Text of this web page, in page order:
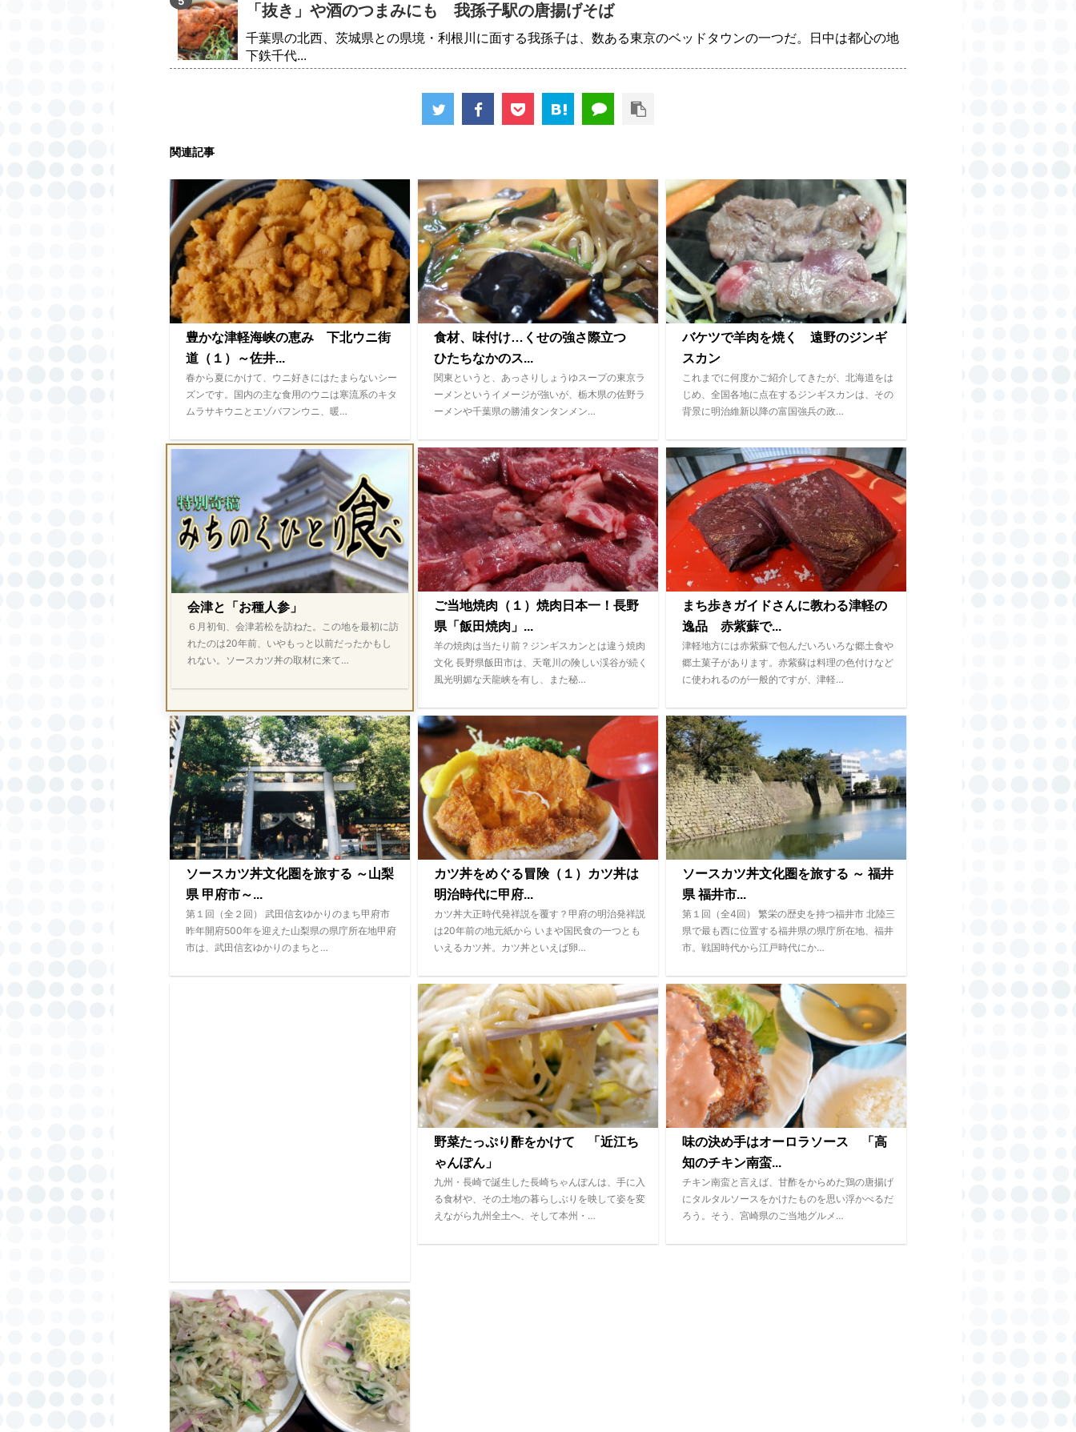
「抜き」や酒のつまみにも 我孫子駅の唐揚げそば
千葉県の北西、茨城県との県境・利根川に面する我孫子は、数ある東京のベッドタウンの一つだ。日中は都心の地
下鉄千代...
関連記事
豊かな津軽海峡の恵み 下北ウニ街
道（１）～佐井...
春から夏にかけて、ウニ好きにはたまらないシー
ズンです。国内の主な食用のウニは寒流系のキタ
ムラサキウニとエゾバフンウニ、暖…
食材、味付け…くせの強さ際立つ
ひたちなかのス...
関東というと、あっさりしょうゆスープの東京ラ
ーメンというイメージが強いが、栃木県の佐野ラ
ーメンや千葉県の勝浦タンタンメン…
バケツで羊肉を焼く 遠野のジンギ
スカン
これまでに何度かご紹介してきたが、北海道をは
じめ、全国各地に点在するジンギスカンは、その
背景に明治維新以降の富国強兵の政…
会津と「お種人参」
６月初旬、会津若松を訪ねた。この地を最初に訪
れたのは20年前、いやもっと以前だったかもし
れない。ソースカツ丼の取材に来て…
ご当地焼肉（１）焼肉日本一！長野
県「飯田焼肉」...
羊の焼肉は当たり前？ジンギスカンとは違う焼肉
文化 長野県飯田市は、天竜川の険しい渓谷が続く
風光明媚な天龍峡を有し、また秘…
まち歩きガイドさんに教わる津軽の
逸品 赤紫蘇で...
津軽地方には赤紫蘇で包んだいろいろな郷土食や
郷土菓子があります。赤紫蘇は料理の色付けなど
に使われるのが一般的ですが、津軽…
ソースカツ丼文化圏を旅する ～山梨
県 甲府市～...
第１回（全２回） 武田信玄ゆかりのまち甲府市
昨年開府500年を迎えた山梨県の県庁所在地甲府
市は、武田信玄ゆかりのまちと…
カツ丼をめぐる冒険（１）カツ丼は
明治時代に甲府...
カツ丼大正時代発祥説を覆す？甲府の明治発祥説
は20年前の地元紙から いまや国民食の一つとも
いえるカツ丼。カツ丼といえば卵…
ソースカツ丼文化圏を旅する ～ 福井
県 福井市...
第１回（全4回） 繁栄の歴史を持つ福井市 北陸三
県で最も西に位置する福井県の県庁所在地、福井
市。戦国時代から江戸時代にか…
野菜たっぷり酢をかけて 「近江ち
ゃんぽん」
九州・長崎で誕生した長崎ちゃんぽんは、手に入
る食材や、その土地の暮らしぶりを映して姿を変
えながら九州全土へ、そして本州・…
味の決め手はオーロラソース 「高
知のチキン南蛮...
チキン南蛮と言えば、甘酢をからめた鶏の唐揚げ
にタルタルソースをかけたものを思い浮かべるだ
ろう。そう、宮崎県のご当地グルメ…